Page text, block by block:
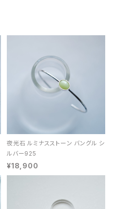
夜光石 ルミナスストーン バングル シ
ルバー925
¥18,900